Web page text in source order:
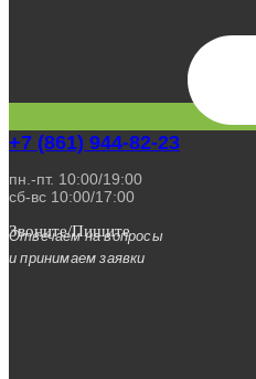
+7 (861) 944-82-23
пн.-пт. 10:00/19:00
сб-вс 10:00/17:00
Звоните/Пишите
Отвечаем на вопросы
и принимаем заявки